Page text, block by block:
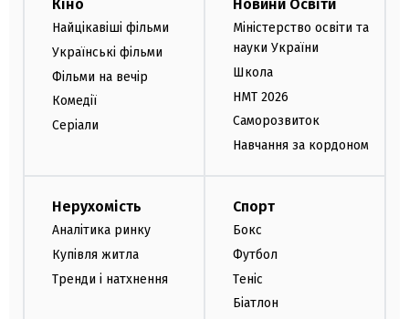
Кіно
Найцікавіші фільми
Українські фільми
Фільми на вечір
Комедії
Серіали
Новини Освіти
Міністерство освіти та
науки України
Школа
НМТ 2026
Саморозвиток
Навчання за кордоном
Нерухомість
Аналітика ринку
Купівля житла
Тренди і натхнення
Спорт
Бокс
Футбол
Теніс
Біатлон